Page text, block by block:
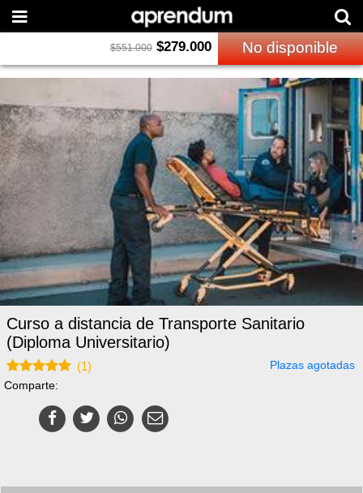
$551.000 $279.000 No disponible
Curso a distancia de Transporte Sanitario
(Diploma Universitario)
(1)
Plazas agotadas
Comparte: